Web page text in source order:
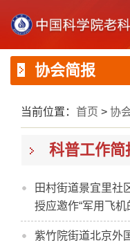
协会简报
当前位置： 首页 > 协
科普工作简
田村街道景宜里社
授应邀作“军用飞
紫竹院街道北京外